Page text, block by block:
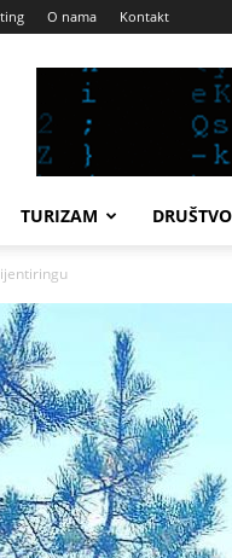
O nama Kontakt
TURIZAM DRUŠTVO